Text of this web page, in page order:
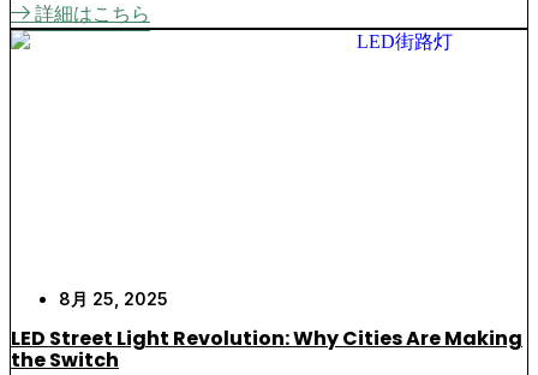
詳細はこちら
8月 25, 2025
LED Street Light Revolution: Why Cities Are Making
the Switch